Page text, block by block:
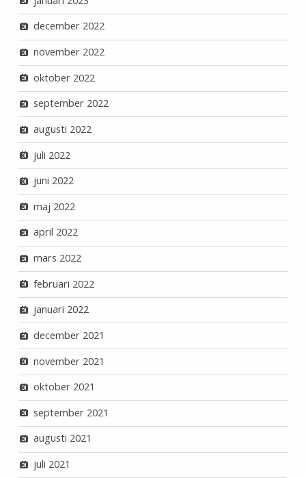
december 2022
november 2022
oktober 2022
september 2022
augusti 2022
juli 2022
juni 2022
maj 2022
april 2022
mars 2022
februari 2022
januari 2022
december 2021
november 2021
oktober 2021
september 2021
augusti 2021
juli 2021